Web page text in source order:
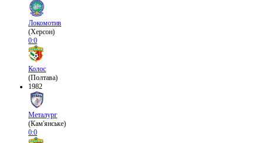
Локомотив
(Херсон)
0:0
Колос
(Полтава)
1982
Металург
(Кам'янське)
0:0